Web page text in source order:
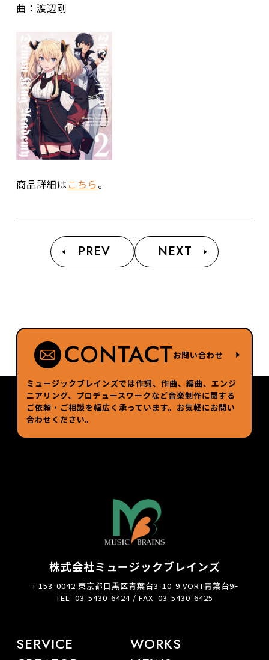
曲：渡辺剛
商品詳細は こちら。
PREV NEXT
CONTACTお問い合わせ
ミュージックブレインズでは作詞、作曲、編曲、エンジ
ニアリング、プロデュースワークなど音楽制作に関する
ご依頼・ご相談を幅広く承っています。お気軽にお問い
合わせください。
株式会社ミュージックブレインズ
〒153-0042 東京都目黒区青葉台3-10-9 VORT青葉台9F
TEL: 03-5430-6424 / FAX: 03-5430-6425
SERVICE
WORKS